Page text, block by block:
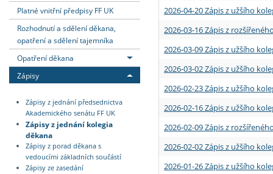
Platné vnitřní předpisy FF UK
Rozhodnutí a sdělení děkana,
opatření a sdělení tajemníka
Opatření děkana
Zápisy
Zápisy z jednání předsednictva
Akademického senátu FF UK
Zápisy z jednání kolegia
děkana
Zápisy z porad děkana s
vedoucími základních součástí
Zápisy ze zasedání
2026-04-20 Zápis z užšího
2026-03-16 Zápis z
2026-03-09 Zápis z užšího
2026-03-02 Zápis z užšího
2026-02-23 Zápis z užšího
2026-02-16 Zápis z užšího
2026-02-09 Zápis z
2026-02-02 Zápis z užšího
2026-01-26 Zápis z užšího